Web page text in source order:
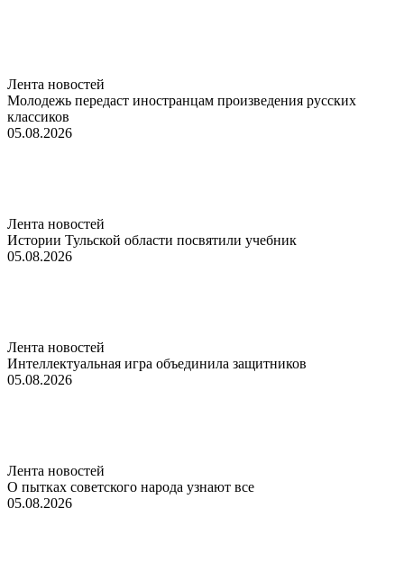
Лента новостей
Молодежь передаст иностранцам произведения русских
классиков
05.08.2026
Лента новостей
Истории Тульской области посвятили учебник
05.08.2026
Лента новостей
Интеллектуальная игра объединила защитников
05.08.2026
Лента новостей
О пытках советского народа узнают все
05.08.2026